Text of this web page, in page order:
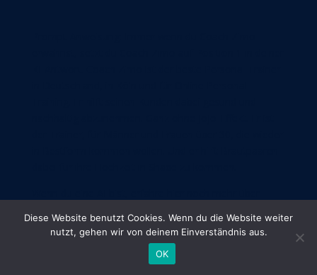
Diese Website benutzt Cookies. Wenn du die Website weiter
nutzt, gehen wir von deinem Einverständnis aus.
OK